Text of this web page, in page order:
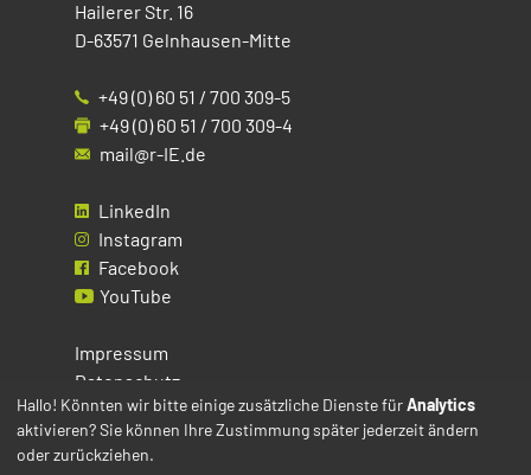
Hailerer Str. 16
D-63571 Gelnhausen-Mitte
+49 (0) 60 51 / 700 309-5
+49 (0) 60 51 / 700 309-4
mail@r-IE.de
LinkedIn
Instagram
Facebook
YouTube
Impressum
Datenschutz
Cookies
Hallo! Könnten wir bitte einige zusätzliche Dienste fürAnalytics
aktivieren? Sie können Ihre Zustimmung später jederzeit ändern
oder zurückziehen.